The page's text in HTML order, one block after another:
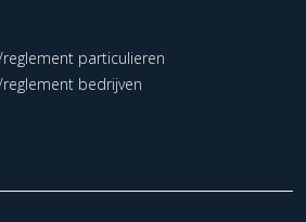
particulieren
bedrijven